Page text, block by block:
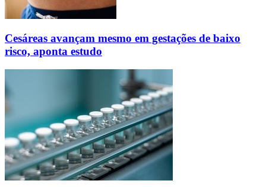
Cesáreas avançam mesmo em gestações de baixo
risco, aponta estudo